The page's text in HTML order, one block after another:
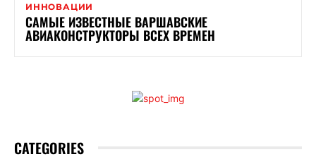
ИННОВАЦИИ
САМЫЕ ИЗВЕСТНЫЕ ВАРШАВСКИЕ
АВИАКОНСТРУКТОРЫ ВСЕХ ВРЕМЕН
CATEGORIES